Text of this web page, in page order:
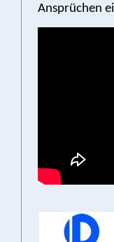
Ansprüchen